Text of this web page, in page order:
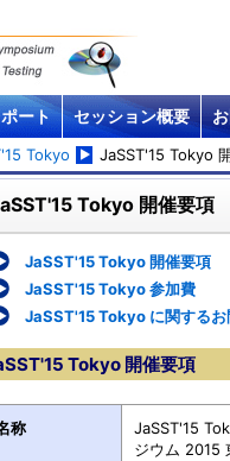
ート セッション概要
Tokyo JaSST'15 Tokyo
Tokyo 開催要項
JaSST'15 Tokyo 開催要項
JaSST'15 Tokyo 参加費
JaSST'15 Tokyo に関するお
Tokyo 開催要項
称
JaSST'15
ジウム 2015